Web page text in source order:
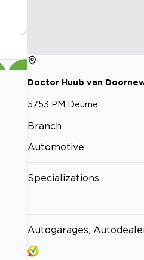
Doctor Huub van
5753 PM Deurne
Branch
Automotive
Specializations
Autogarages,